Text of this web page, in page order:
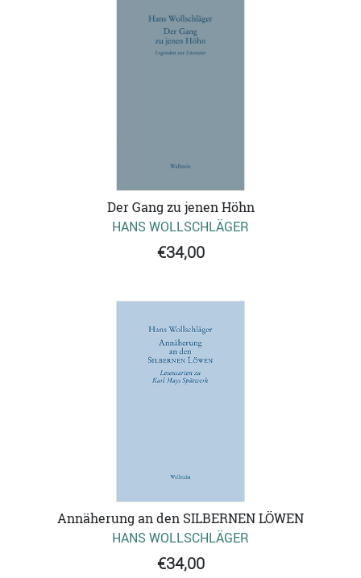
Der Gang zu jenen Höhn
HANS WOLLSCHLÄGER
€34,00
Annäherung an den SILBERNEN LÖWEN
HANS WOLLSCHLÄGER
€34,00